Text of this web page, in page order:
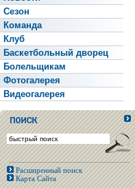
Сезон
Команда
Клуб
Баскетбольный дворец
Болельщикам
Фотогалерея
Видеогалерея
Расширенный поиск
Карта Сайта